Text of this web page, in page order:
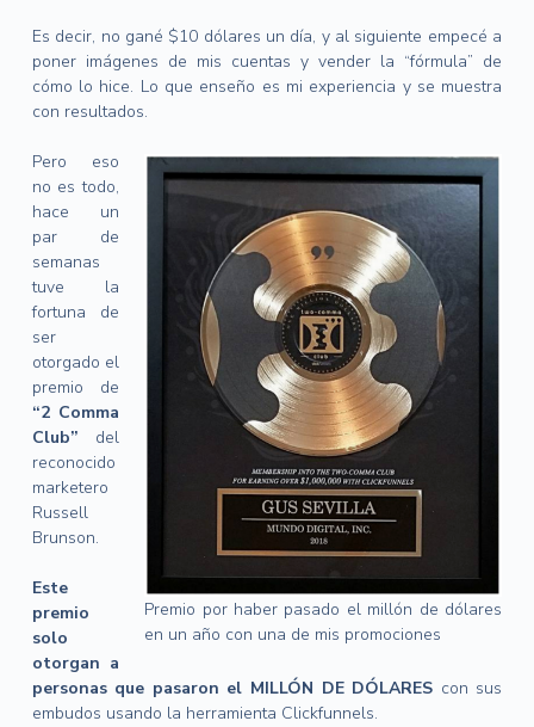
Es decir, no gané $10 dólares un día, y al siguiente empecé a
poner imágenes de mis cuentas y vender la “fórmula” de
cómo lo hice. Lo que enseño es mi experiencia y se muestra
con resultados.
Premio por haber pasado el millón de dólares
en un año con una de mis promociones
Pero eso
no es todo,
hace un
par de
semanas
tuve la
fortuna de
ser
otorgado el
premio de
“2 Comma
Club” del
reconocido
marketero
Russell
Brunson.
Este
premio
solo
otorgan a
personas que pasaron el MILLÓN DE DÓLARES con sus
embudos usando la herramienta Clickfunnels.